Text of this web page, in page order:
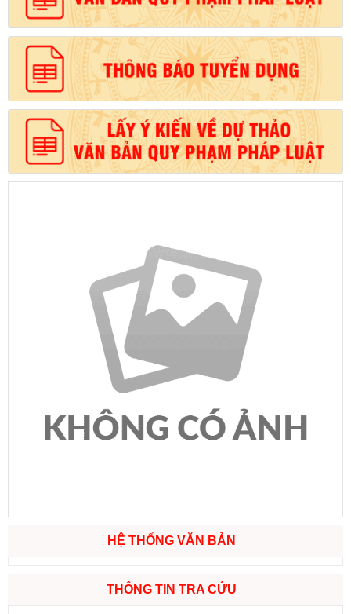
HỆ THỐNG VĂN BẢN
THÔNG TIN TRA CỨU